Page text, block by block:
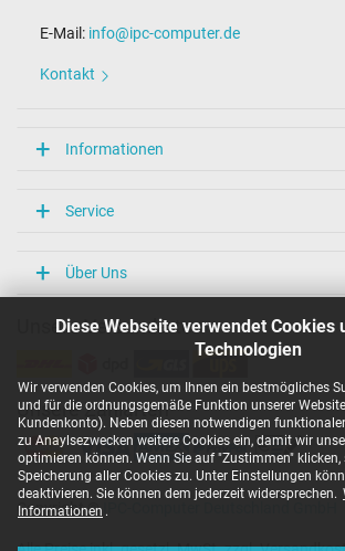
Diese Webseite verwendet Cookies
Technologien
Wir verwenden Cookies, um Ihnen ein bestmögliches
und für die ordnungsgemäße Funktion unserer
Kundenkonto). Neben diesen notwendigen
zu Anaylsezwecken weitere Cookies ein, damit wir
optimieren können. Wenn Sie auf "Zustimmen"
Speicherung aller Cookies zu. Unter Einstellungen
deaktivieren. Sie können dem jederzeit widersprechen.
Informationen .
E-Mail: info@ipc-computer.de
Kontakt
Informationen
Service
Über Uns
Unsere Versandarten
Unsere Zahlarten
Copyright ©